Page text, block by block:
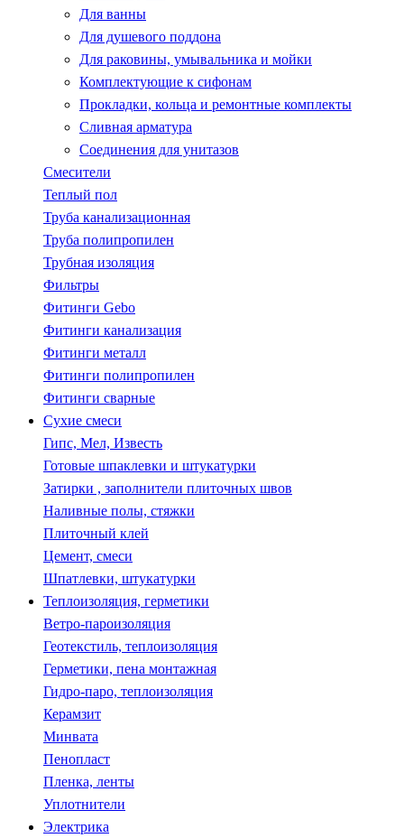
Для ванны
Для душевого поддона
Для раковины, умывальника и мойки
Комплектующие к сифонам
Прокладки, кольца и ремонтные комплекты
Сливная арматура
Соединения для унитазов
Смесители
Теплый пол
Труба канализационная
Труба полипропилен
Трубная изоляция
Фильтры
Фитинги Gebo
Фитинги канализация
Фитинги металл
Фитинги полипропилен
Фитинги сварные
Сухие смеси
Гипс, Мел, Известь
Готовые шпаклевки и штукатурки
Затирки , заполнители плиточных швов
Наливные полы, стяжки
Плиточный клей
Цемент, смеси
Шпатлевки, штукатурки
Теплоизоляция, герметики
Ветро-пароизоляция
Геотекстиль, теплоизоляция
Герметики, пена монтажная
Гидро-паро, теплоизоляция
Керамзит
Минвата
Пенопласт
Пленка, ленты
Уплотнители
Электрика